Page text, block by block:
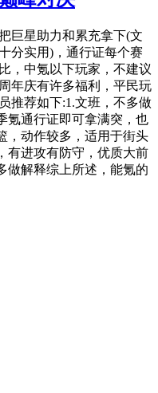
巨星助力和累充拿下(文
分实用)，通行证每个赛
，中氪以下玩家，不建议
年庆有许多福利，平民玩
推荐如下:1.文班，不多做
氪通行证即可拿满突，也
，动作较多，适用于街头
有进攻有防守，优质大前
做解释综上所述，能氪的